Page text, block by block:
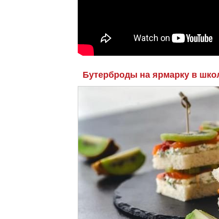
Бутерброды на ярмарку в